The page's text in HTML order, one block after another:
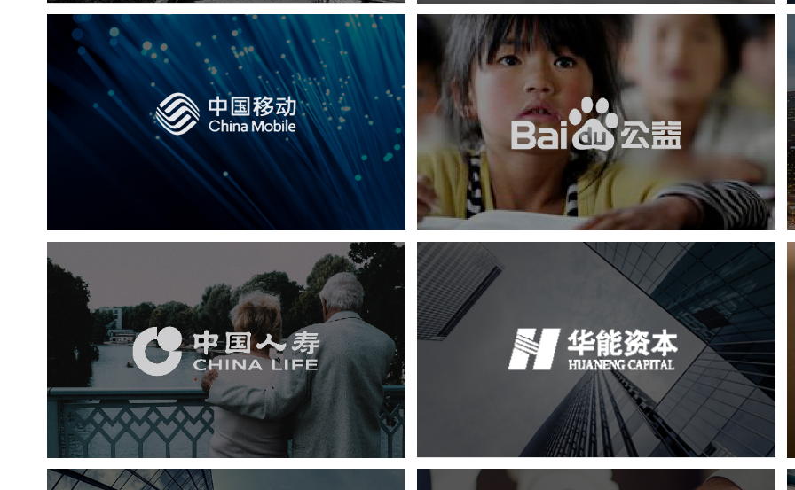
中国移动
网站建设 H5
网络运营
网站代运营
百度
软件科技 IT平台整体解决方案
APP
互动营销
中国人寿
金融保险 业务系统 系统开发 定制开发
华能资本
小程序 微信公众号 定制开发